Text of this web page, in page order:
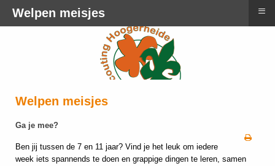
Welpen meisjes
Ga je mee?
Ben jij tussen de 7 en 11 jaar? Vind je het leuk om iedere
week iets spannends te doen en grappige dingen te leren, samen
Welpen meisjes ≡